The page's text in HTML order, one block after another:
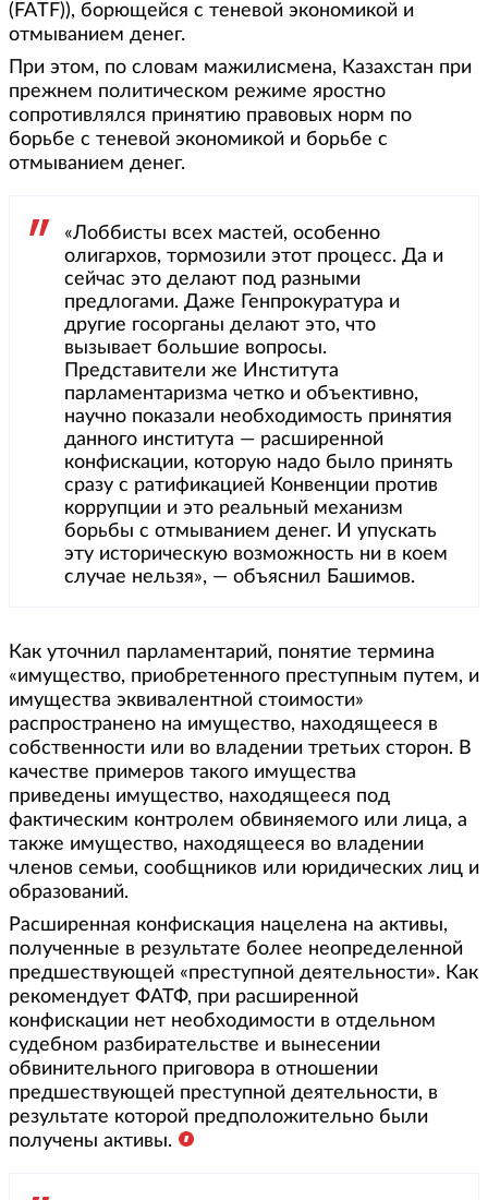
(FATF)), борющейся с теневой экономикой и
отмыванием денег.
При этом, по словам мажилисмена, Казахстан при
прежнем политическом режиме яростно
сопротивлялся принятию правовых норм по
борьбе с теневой экономикой и борьбе с
отмыванием денег.
«Лоббисты всех мастей, особенно
олигархов, тормозили этот процесс. Да и
сейчас это делают под разными
предлогами. Даже Генпрокуратура и
другие госорганы делают это, что
вызывает большие вопросы.
Представители же Института
парламентаризма четко и объективно,
научно показали необходимость принятия
данного института — расширенной
конфискации, которую надо было принять
сразу с ратификацией Конвенции против
коррупции и это реальный механизм
борьбы с отмыванием денег. И упускать
эту историческую возможность ни в коем
случае нельзя», — объяснил Башимов.
Как уточнил парламентарий, понятие термина
«имущество, приобретенного преступным путем, и
имущества эквивалентной стоимости»
распространено на имущество, находящееся в
собственности или во владении третьих сторон. В
качестве примеров такого имущества
приведены имущество, находящееся под
фактическим контролем обвиняемого или лица, а
также имущество, находящееся во владении
членов семьи, сообщников или юридических лиц и
образований.
Расширенная конфискация нацелена на активы,
полученные в результате более неопределенной
предшествующей «преступной деятельности». Как
рекомендует ФАТФ, при расширенной
конфискации нет необходимости в отдельном
судебном разбирательстве и вынесении
обвинительного приговора в отношении
предшествующей преступной деятельности, в
результате которой предположительно были
получены активы.